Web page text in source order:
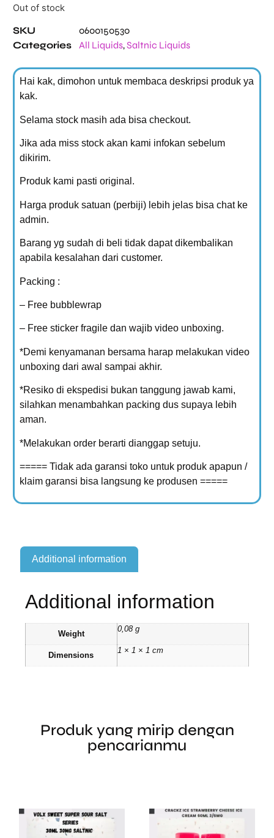
Out of stock
SKU
0600150530
Categories
All Liquids,Saltnic Liquids
Hai kak, dimohon untuk membaca deskripsi produk ya
kak.
Selama stock masih ada bisa checkout.
Jika ada miss stock akan kami infokan sebelum
dikirim.
Produk kami pasti original.
Harga produk satuan (perbiji) lebih jelas bisa chat ke
admin.
Barang yg sudah di beli tidak dapat dikembalikan
apabila kesalahan dari customer.
Packing :
– Free bubblewrap
– Free sticker fragile dan wajib video unboxing.
*Demi kenyamanan bersama harap melakukan video
unboxing dari awal sampai akhir.
*Resiko di ekspedisi bukan tanggung jawab kami,
silahkan menambahkan packing dus supaya lebih
aman.
*Melakukan order berarti dianggap setuju.
===== Tidak ada garansi toko untuk produk apapun /
klaim garansi bisa langsung ke produsen =====
Additional information
Additional information
Weight
0,08 g
Dimensions
1 × 1 × 1 cm
Produk yang mirip dengan
pencarianmu